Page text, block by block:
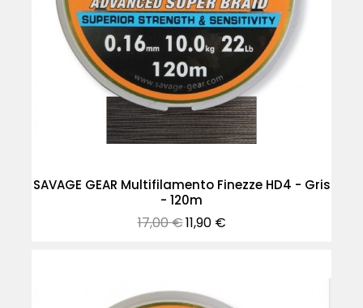
SAVAGE GEAR Multifilamento Finezze HD4 - Gris
- 120m
Precio
normal
17,00 €Precio
11,90 €